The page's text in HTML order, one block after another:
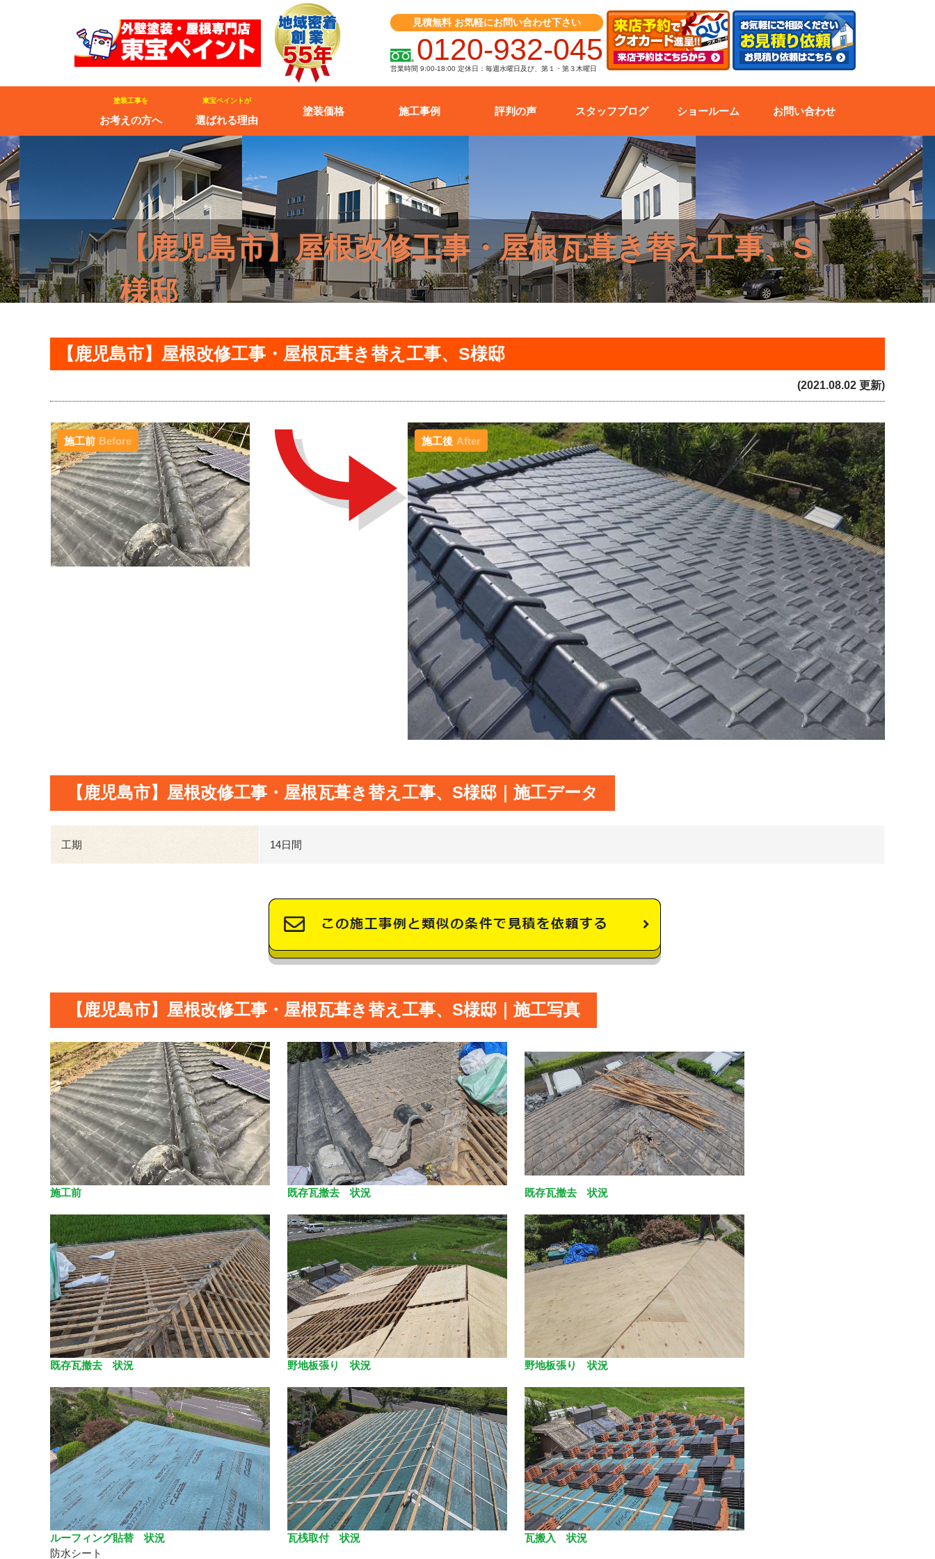
見積無料 お気軽にお問い合わせ下さい
0120-932-045
営業時間 9:00-18:00 定休日：毎週水曜日及び、第１・第３木曜日
塗装工事を
お考えの方へ
東宝ペイントが
選ばれる理由
塗装価格 施工事例 評判の声 スタッフブログ ショールーム お問い合わせ
【鹿児島市】屋根改修工事・屋根瓦葺き替え工事、S
様邸
【鹿児島市】屋根改修工事・屋根瓦葺き替え工事、S様邸
(2021.08.02 更新)
施工後 After
施工前 Before
【鹿児島市】屋根改修工事・屋根瓦葺き替え工事、S様邸｜施工データ
工期 14日間
【鹿児島市】屋根改修工事・屋根瓦葺き替え工事、S様邸｜施工写真
施工前 既存瓦撤去 状況 既存瓦撤去 状況
既存瓦撤去 状況 野地板張り 状況 野地板張り 状況
ルーフィング貼替 状況
防水シート
瓦桟取付 状況 瓦搬入 状況